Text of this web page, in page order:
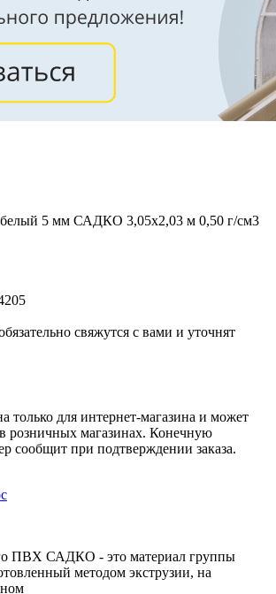
5 мм САДКО 3,05х2,03 м 0,50 г/см3
свяжутся с вами и уточнят
только для интернет-магазина и может
розничных магазинах. Конечную
сообщит при подтверждении заказа.
ПВХ САДКО - это материал группы
методом экструзии, на